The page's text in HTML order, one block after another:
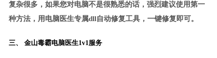
复杂很多，如果您对电脑不是很熟悉的话，强烈建议使用第一
种方法，用电脑医生专属dll自动修复工具，一键修复即可。
三、 金山毒霸电脑医生1v1服务